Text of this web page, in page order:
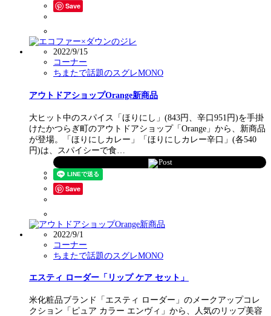
Save
2022/9/15
コーナー
ちまたで話題のスグレMONO
アウトドアショップOrange新商品
大ヒット中のスパイス「ほりにし」(843円、辛口951円)を手掛
けたかつらぎ町のアウトドアショップ「Orange」から、新商品
が登場。「ほりにしカレー」「ほりにしカレー辛口」(各540
円)は、スパイシーで食…
Post
Save
2022/9/1
コーナー
ちまたで話題のスグレMONO
エスティ ローダー「リップ ケア セット」
米化粧品ブランド「エスティ ローダー」のメークアップコレ
クション「ピュア カラー エンヴィ」から、人気のリップ美容